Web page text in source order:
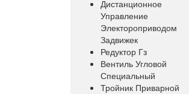
Дистанционное
Управление
Электороприводом
Задвижек
Редуктор Гз
Вентиль Угловой
Специальный
Тройник Приварной